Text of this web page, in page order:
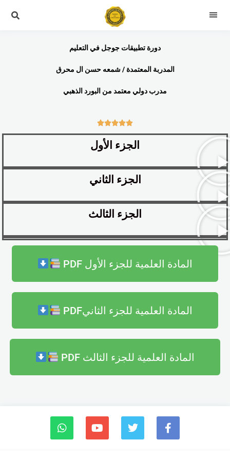
دورة تطبيقات جوجل في التعليم
المدربة المعتمدة / شمعه حسن ال محرق
مدرب دولي معتمد من البورد الذهبي





الجزء الأول
الجزء الثاني
الجزء الثالث
المادة العلمية للجزء الأول PDF
المادة العلمية للجزء الثانيPDF
المادة العلمية للجزء الثالث PDF